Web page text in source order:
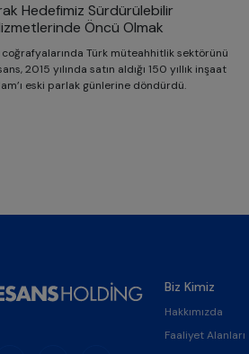
Hedefimiz Sürdürülebilir
Öncü Olmak
coğrafyalarında Türk müteahhitlik sektörünü
2015 yılında satın aldığı 150 yıllık inşaat
eski parlak günlerine döndürdü.
Biz Kimiz
Hakkımızda
Faaliyet Alanları